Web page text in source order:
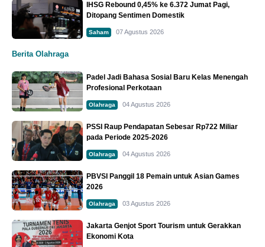
IHSG Rebound 0,45% ke 6.372 Jumat Pagi,
Ditopang Sentimen Domestik
Saham 07 Agustus 2026
Berita Olahraga
Padel Jadi Bahasa Sosial Baru Kelas Menengah
Profesional Perkotaan
Olahraga 04 Agustus 2026
PSSI Raup Pendapatan Sebesar Rp722 Miliar
pada Periode 2025-2026
Olahraga 04 Agustus 2026
PBVSI Panggil 18 Pemain untuk Asian Games
2026
Olahraga 03 Agustus 2026
Jakarta Genjot Sport Tourism untuk Gerakkan
Ekonomi Kota